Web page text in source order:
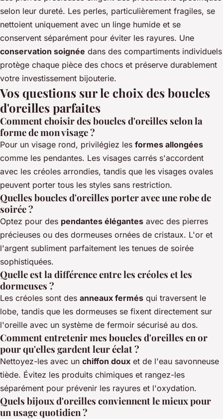
selon leur dureté. Les perles, particulièrement fragiles, se
nettoient uniquement avec un linge humide et se
conservent séparément pour éviter les rayures. Une
conservation soignée dans des compartiments individuels
protège chaque pièce des chocs et préserve durablement
votre investissement bijouterie.
Vos questions sur le choix des boucles
d'oreilles parfaites
Comment choisir des boucles d'oreilles selon la
forme de mon visage ?
Pour un visage rond, privilégiez les formes allongées
comme les pendantes. Les visages carrés s'accordent
avec les créoles arrondies, tandis que les visages ovales
peuvent porter tous les styles sans restriction.
Quelles boucles d'oreilles porter avec une robe de
soirée ?
Optez pour des pendantes élégantes avec des pierres
précieuses ou des dormeuses ornées de cristaux. L'or et
l'argent subliment parfaitement les tenues de soirée
sophistiquées.
Quelle est la différence entre les créoles et les
dormeuses ?
Les créoles sont des anneaux fermés qui traversent le
lobe, tandis que les dormeuses se fixent directement sur
l'oreille avec un système de fermoir sécurisé au dos.
Comment entretenir mes boucles d'oreilles en or
pour qu'elles gardent leur éclat ?
Nettoyez-les avec un chiffon doux et de l'eau savonneuse
tiède. Évitez les produits chimiques et rangez-les
séparément pour prévenir les rayures et l'oxydation.
Quels bijoux d'oreilles conviennent le mieux pour
un usage quotidien ?